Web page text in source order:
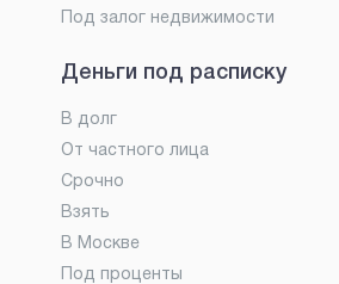
Под залог недвижимости
Деньги под расписку
В долг
От частного лица
Срочно
Взять
В Москве
Под проценты